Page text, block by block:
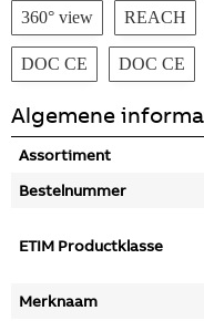
360° view REACH
DOC CE DOC CE
Algemene
Assortiment
Bestelnummer
ETIM Productklasse
Merknaam